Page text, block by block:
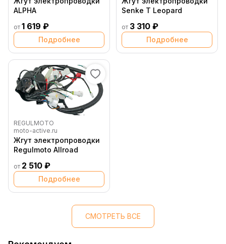
ALPHA
от 1 619 ₽
Подробнее
Senke T Leopard
от 3 310 ₽
Подробнее
REGULMOTO
moto-active.ru
Жгут электропроводки
Regulmoto Allroad
от 2 510 ₽
Подробнее
СМОТРЕТЬ ВСЕ